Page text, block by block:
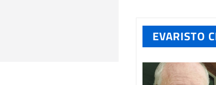
EVARISTO